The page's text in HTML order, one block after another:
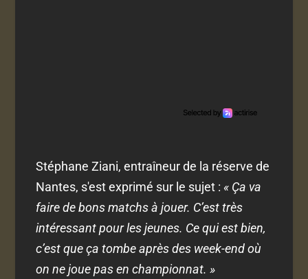
Stéphane Ziani, entraîneur de la réserve de
Nantes, s'est exprimé sur le sujet :« Ça va
faire de bons matchs à jouer. C’est très
intéressant pour les jeunes. Ce qui est bien,
c’est que ça tombe après des week-end où
on ne joue pas en championnat. »